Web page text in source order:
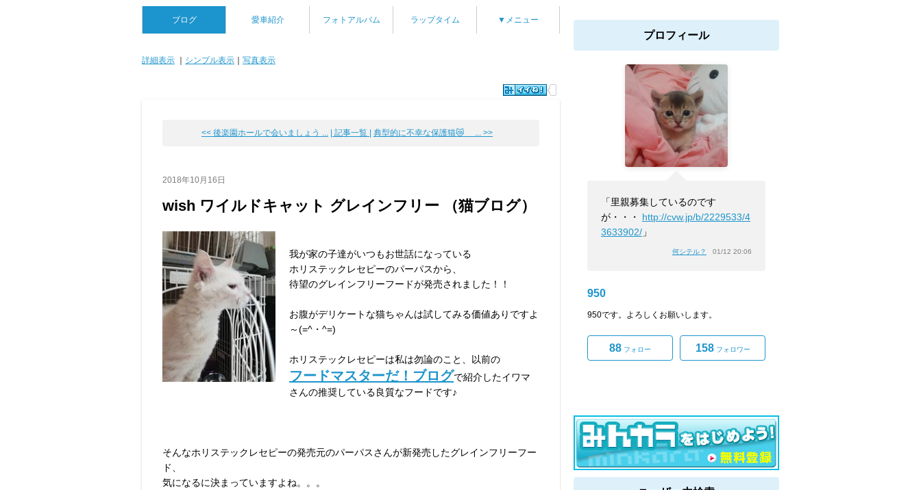
ブログ 愛車紹介 フォトアルバム ラップタイム ▼メニュー
詳細表示 シンプル表示 写真表示
<< 後楽園ホールで会いましょう ... | 記事一覧 | 典型的に不幸な保護猫😿 ... >>
2018年10月16日
wish ワイルドキャット グレインフリー （猫ブログ）
我が家の子達がいつもお世話になっている
ホリステックレセピーのパーパスから、
待望のグレインフリーフードが発売されました！！
お腹がデリケートな猫ちゃんは試してみる価値ありですよ
～(=^・^=)
ホリステックレセピーは私は勿論のこと、以前の
フードマスターだ！ブログで紹介したイワマ
さんの推奨している良質なフードです♪
そんなホリステックレセピーの発売元のパーパスさんが新発売したグレインフリーフー
ド、
気になるに決まっていますよね。。。
プロフィール
「里親募集しているのです
が・・・ http://cvw.jp/b/2229533/4
3633902/ 」
何シテル？ 01/12 20:06
950
950です。よろしくお願いします。
88 フォロー 158フォロワー